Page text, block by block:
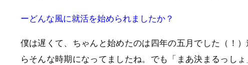
ーどんな風に就活を始められましたか？
僕は遅くて、ちゃんと始めたのは四年の五月でした（！
らそんな時期になってましたね。でも「まあ決まるっし